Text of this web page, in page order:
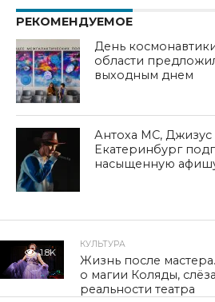
РЕКОМЕНДУЕМОЕ
День
области
выходным днем
Антоха МС, Джизус
Екатеринбург
насыщенную
1.8K
КУЛЬТУРА
Жизнь после
о магии Коляды,
реальности театра